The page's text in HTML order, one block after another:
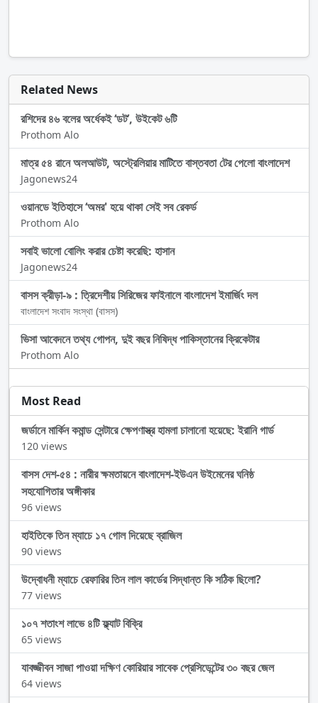
Related News
রশিদের ৪৬ বলের অর্ধেকই ‘ডট’, উইকেট ৬টি
Prothom Alo
মাত্র ৫৪ রানে অলআউট, অস্ট্রেলিয়ার মাটিতে বাস্তবতা টের পেলো বাংলাদেশ
Jagonews24
ওয়ানডে ইতিহাসে ‘অমর' হয়ে থাকা সেই সব রেকর্ড
Prothom Alo
সবাই ভালো বোলিং করার চেষ্টা করেছি: হাসান
Jagonews24
বাসস ক্রীড়া-৯ : ত্রিদেশীয় সিরিজের ফাইনালে বাংলাদেশ ইমার্জিং দল
বাংলাদেশ সংবাদ সংস্থা (বাসস)
ভিসা আবেদনে তথ্য গোপন, দুই বছর নিষিদ্ধ পাকিস্তানের ক্রিকেটার
Prothom Alo
Most Read
জর্ডানে মার্কিন কমান্ড সেন্টারে ক্ষেপণাস্ত্র হামলা চালানো হয়েছে: ইরানি গার্ড
120 views
বাসস দেশ-৫৪ : নারীর ক্ষমতায়নে বাংলাদেশ-ইউএন উইমেনের ঘনিষ্ঠ
সহযোগিতার অঙ্গীকার
96 views
হাইতিকে তিন ম্যাচে ১৭ গোল দিয়েছে ব্রাজিল
90 views
উদ্বোধনী ম্যাচে রেফারির তিন লাল কার্ডের সিদ্ধান্ত কি সঠিক ছিলো?
77 views
১০৭ শতাংশ লাভে ৪টি ফ্ল্যাট বিক্রি
65 views
যাবজ্জীবন সাজা পাওয়া দক্ষিণ কোরিয়ার সাবেক প্রেসিডেন্টের ৩০ বছর জেল
64 views